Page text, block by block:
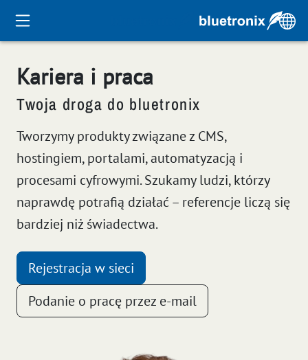
Kariera i praca
Twoja droga do bluetronix
Tworzymy produkty związane z CMS,
hostingiem, portalami, automatyzacją i
procesami cyfrowymi. Szukamy ludzi, którzy
naprawdę potrafią działać – referencje liczą się
bardziej niż świadectwa.
Rejestracja w sieci
Podanie o pracę przez e-mail